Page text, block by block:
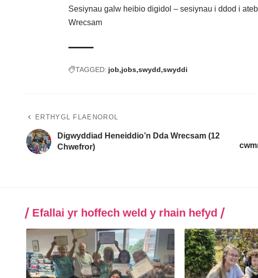
Sesiynau galw heibio digidol – sesiynau i ddod i
Wrecsam
TAGGED: job jobs swydd swyddi
ERTHYGL FLAENOROL
Digwyddiad Heneiddio’n Dda Wrecsam (12
Chwefror)
Efallai yr hoffech weld y rhain hefyd